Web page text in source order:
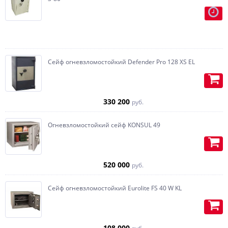
дерева.
возможностью установки тайника,
Изготавливаем карманы (под
Сейф огневзломостойкий Defender Pro 128 XS EL
330 200 руб.
Огневзломостойкий сейф KONSUL 49
520 000 руб.
Сейф огневзломостойкий Eurolite FS 40 W KL